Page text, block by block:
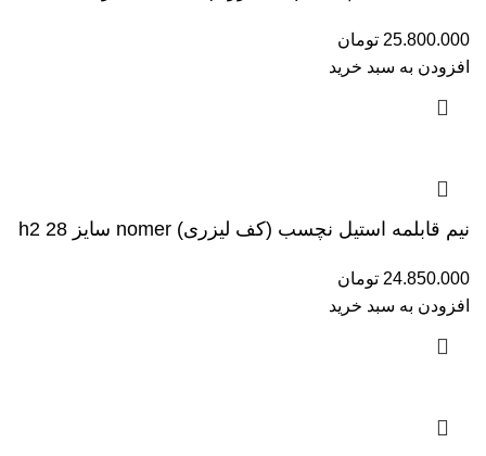
25.800.000 تومان
افزودن به سبد خرید
نیم قابلمه استیل نچسب (کف لیزری) nomer سایز 28 h2
24.850.000 تومان
افزودن به سبد خرید